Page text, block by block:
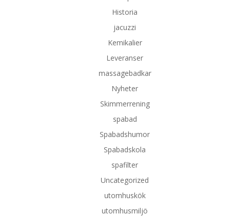
Historia
jacuzzi
Kemikalier
Leveranser
massagebadkar
Nyheter
Skimmerrening
spabad
Spabadshumor
Spabadskola
spafilter
Uncategorized
utomhuskök
utomhusmiljö